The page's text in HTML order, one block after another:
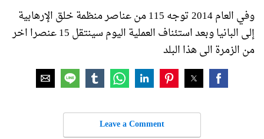
وفي العام 2014 توجه 115 من عناصر منظمة خلق الإرهابية
إلى البانيا وبعد استئناف العملية اليوم سينتقل 15 عنصرا اخر
من الزمرة الى هذا البلد
Leave a Comment